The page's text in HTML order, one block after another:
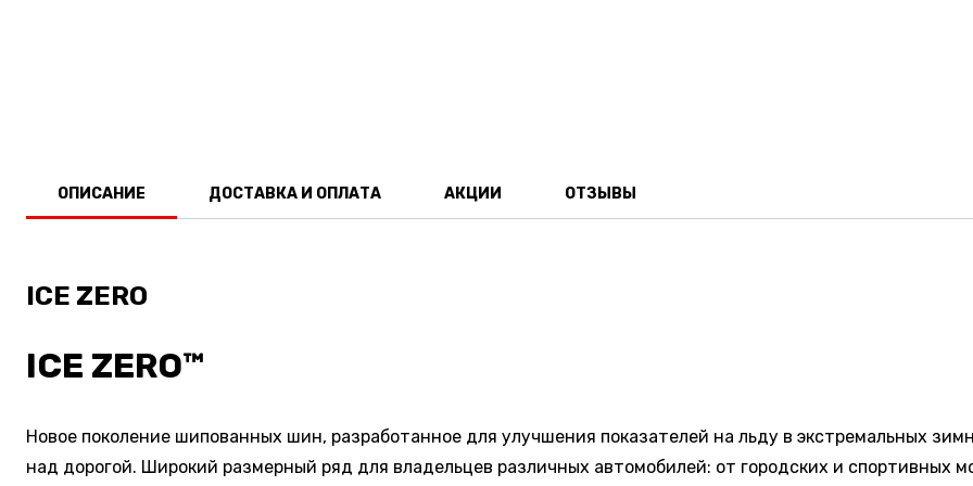
ОПИСАНИЕ ДОСТАВКА И ОПЛАТА АКЦИИ ОТЗЫВЫ
ICE ZERO
ICE ZERO™
Новое поколение шипованных шин, разработанное для улучшения показателей на льду в экстремальных
над дорогой. Широкий размерный ряд для владельцев различных автомобилей: от городских и спортивных